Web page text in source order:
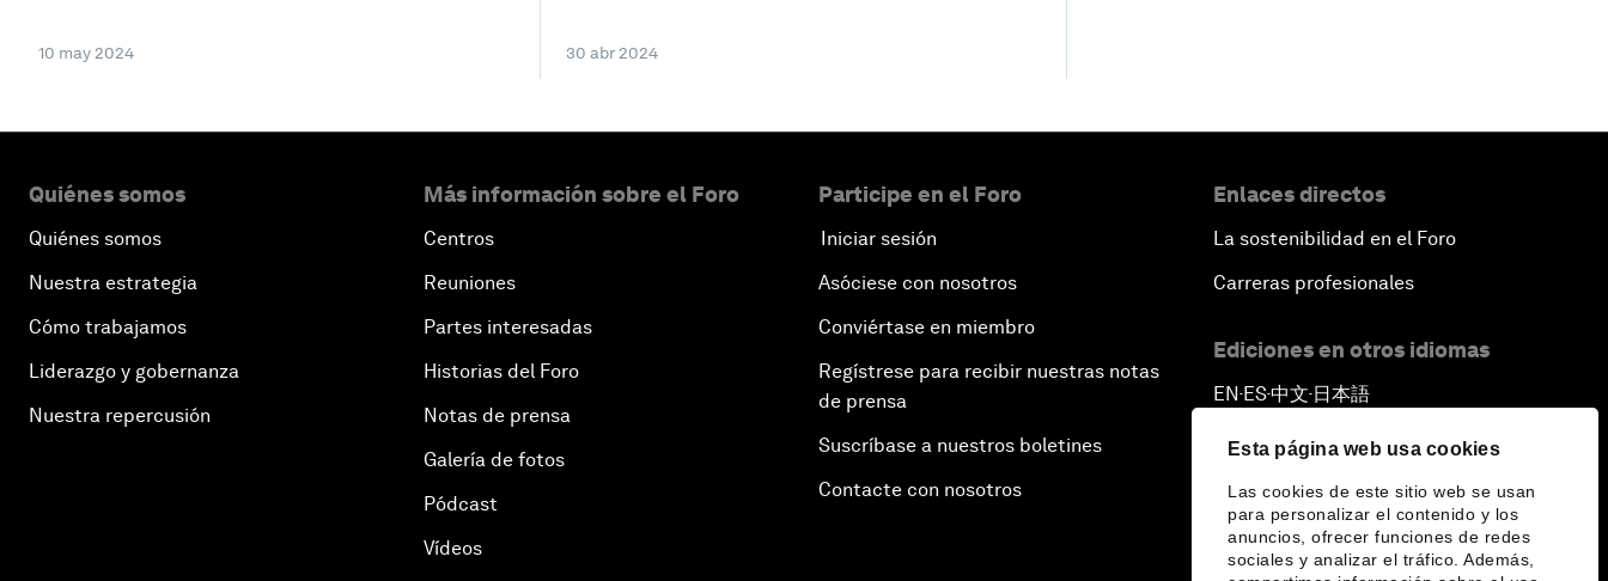
Esta página web usa cookies
Las cookies de este sitio web se usan
para personalizar el contenido y los
anuncios, ofrecer funciones de redes
sociales y analizar el tráfico. Además,
10 may 2024 30 abr 2024
Quiénes somos
Quiénes somos
Nuestra estrategia
Cómo trabajamos
Liderazgo y gobernanza
Nuestra repercusión
Más información sobre el Foro
Centros
Reuniones
Partes interesadas
Historias del Foro
Notas de prensa
Galería de fotos
Pódcast
Vídeos
Participe en el Foro
Iniciar sesión
Asóciese con nosotros
Conviértase en miembro
Regístrese para recibir nuestras notas
de prensa
Suscríbase a nuestros boletines
Contacte con nosotros
Enlaces directos
La sostenibilidad en el Foro
Carreras profesionales
Ediciones en otros idiomas
EN ▪ ES▪中文▪ 日本語